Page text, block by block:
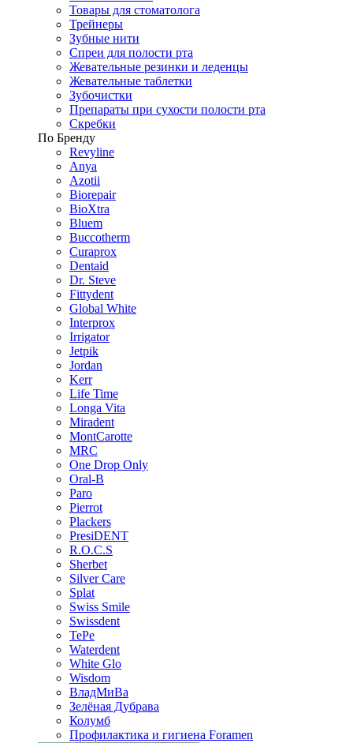
Товары для стоматолога
Трейнеры
Зубные нити
Спреи для полости рта
Жевательные резинки и леденцы
Жевательные таблетки
Зубочистки
Препараты при сухости полости рта
Скребки
По Бренду
Revyline
Anya
Azotii
Biorepair
BioXtra
Bluem
Buccotherm
Curaprox
Dentaid
Dr. Steve
Fittydent
Global White
Interprox
Irrigator
Jetpik
Jordan
Kerr
Life Time
Longa Vita
Miradent
MontCarotte
MRC
One Drop Only
Oral-B
Paro
Pierrot
Plackers
PresiDENT
R.O.C.S
Sherbet
Silver Care
Splat
Swiss Smile
Swissdent
TePe
Waterdent
White Glo
Wisdom
ВладМиВа
Зелёная Дубрава
Колумб
Профилактика и гигиена Foramen